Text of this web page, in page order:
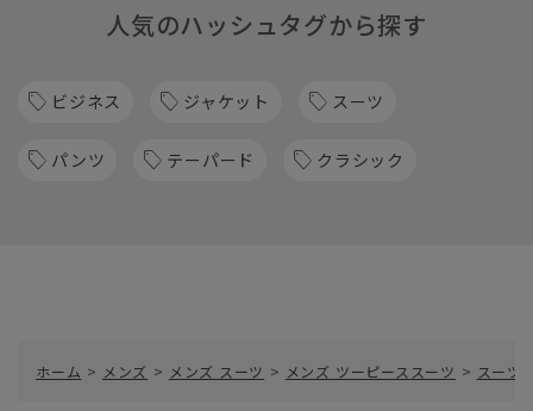
人気のハッシュタグから探す
ビジネス ジャケット スーツ
パンツ テーパード クラシック
ホーム > メンズ > メンズ スーツ > メンズ ツーピーススーツ > スーツ